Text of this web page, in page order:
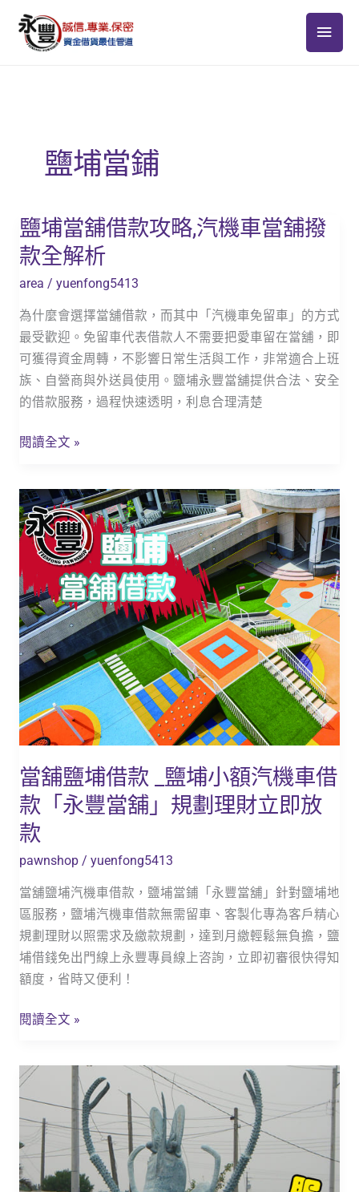
主
鹽埔當鋪
鹽埔當舖借款攻略,汽機車當舖撥
款全解析
area / yuenfong5413
為什麼會選擇當舖借款，而其中「汽機車免留車」的方式
最受歡迎。免留車代表借款人不需要把愛車留在當舖，即
可獲得資金周轉，不影響日常生活與工作，非常適合上班
族、自營商與外送員使用。鹽埔永豐當舖提供合法、安全
的借款服務，過程快速透明，利息合理清楚
鹽
埔
當
舖
借
款
攻
略,
汽
車
撥
款
解
析
閱讀全文 »
當舖鹽埔借款 _鹽埔小額汽機車借
款「永豐當舖」規劃理財立即放
款
pawnshop/ yuenfong5413
當舖鹽埔汽機車借款，鹽埔當鋪「永豐當舖」針對鹽埔地
區服務，鹽埔汽機車借款無需留車、客製化專為客戶精心
規劃理財以照需求及繳款規劃，達到月繳輕鬆無負擔，鹽
埔借錢免出門線上永豐專員線上咨詢，立即初審很快得知
額度，省時又便利！
當
舖
鹽
借
款
_
鹽
埔
小
額
汽
車
借
款
「永
豐
當
舖」
規
劃
理
立
款
閱讀全文 »
鹽
埔
當
鋪
_
機